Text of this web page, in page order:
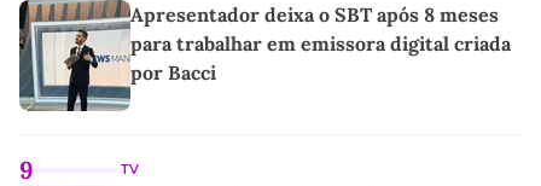
Apresentador deixa o SBT após 8 meses
para trabalhar em emissora digital criada
por Bacci
9 TV